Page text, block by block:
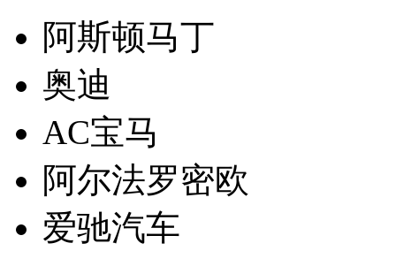
阿斯顿马丁
奥迪
AC宝马
阿尔法罗密欧
爱驰汽车